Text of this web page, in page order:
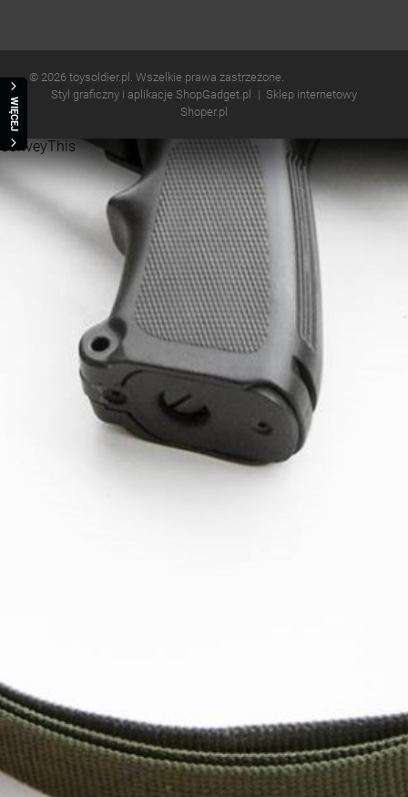
WIĘCEJ
© 2026 toysoldier.pl. Wszelkie prawa zastrzeżone.
Styl graficzny i aplikacje ShopGadget.pl
Sklep internetowy
Shoper.pl
ConveyThis